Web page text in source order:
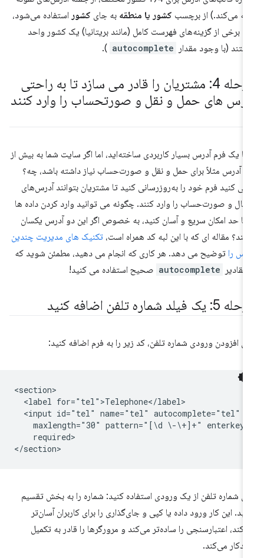
می‌کند.) از برچسبکشور یا منطقهبه جایکشوراستفاده می‌شود،
برخی از گزینه‌های فهرست کامل (مانند بریتانیا) یک کشور واحد
(با وجود مقدار autocomplete
).
مرحله 4: مشتریان را قادر می سازد تا به راحتی
های حمل و نقل و صورتحساب را وارد کنند
یک فرم آدرس بسیار کاربردی ساخته‌اید، اما اگر سایت شما به بیش از
آدرس مثلاً برای حمل و نقل و صورت‌حساب نیاز داشته باشد، چه؟
کنید فرم خود را به‌روزرسانی کنید تا مشتریان بتوانند آدرس‌های
و صورت‌حساب را وارد کنند. چگونه می توانید وارد کردن داده ها
تا حد امکان سریع و آسان کنید، به خصوص اگر این دو آدرس یکسان
مقاله ای که با این لبه کد همراه است،تکنیک های مدیریت چندین
راتوضیح می دهد. هر کاری که انجام می دهید، مطمئن شوید که
مقادیر autocomplete صحیح استفاده می کنید!
فیلد شماره تلفن اضافه کنید
افزودن ورودی شماره تلفن، کد زیر را به فرم اضافه کنید:
<section>
  <label for="tel">Telephone</label>
<input id="tel" name="tel" autocomplete="tel"
maxlength="30" pattern="[\d \-\+]+"
    required>
شماره تلفن از یک ورودی استفاده کنید: شماره را به بخش تقسیم
این کار ورود داده یا کپی و جای‌گذاری را برای کاربران آسان‌تر
اعتبارسنجی را ساده‌تر می‌کند و مرورگرها را قادر به تکمیل
می‌کند.